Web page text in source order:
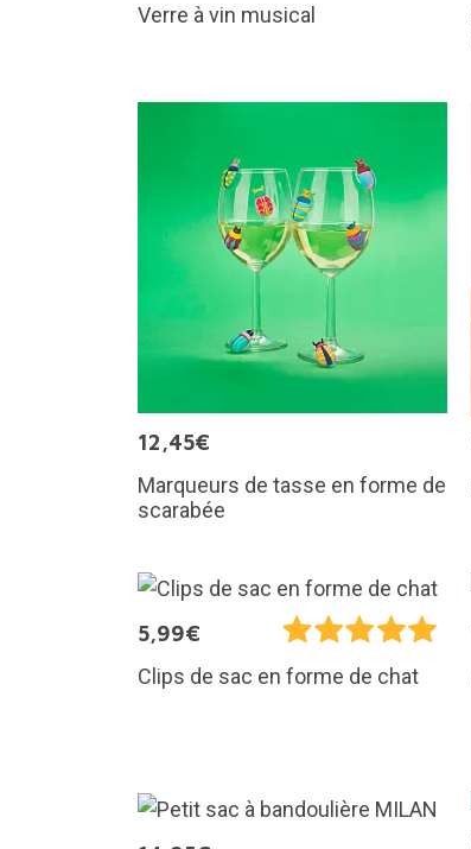
Verre à vin musical
12,45€
Marqueurs de tasse en forme de
scarabée
5,99€
Clips de sac en forme de chat